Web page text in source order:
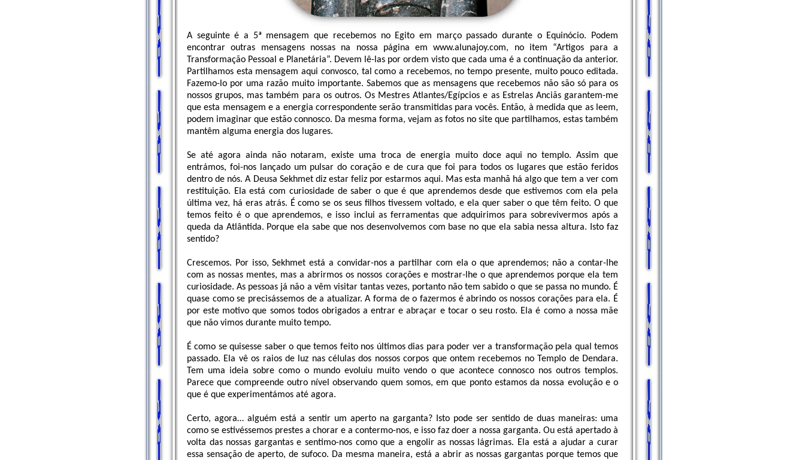
A seguinte é a 5ª mensagem que recebemos no Egito em março passado durante o Equinócio. Podem
encontrar outras mensagens nossas na nossa página em www.alunajoy.com, no item “Artigos para a
Transformação Pessoal e Planetária”. Devem lê-las por ordem visto que cada uma é a continuação da anterior.
Partilhamos esta mensagem aqui convosco, tal como a recebemos, no tempo presente, muito pouco editada.
Fazemo-lo por uma razão muito importante. Sabemos que as mensagens que recebemos não são só para os
nossos grupos, mas também para os outros. Os Mestres Atlantes/Egípcios e as Estrelas Anciãs garantem-me
que esta mensagem e a energia correspondente serão transmitidas para vocês. Então, à medida que as leem,
podem imaginar que estão connosco. Da mesma forma, vejam as fotos no site que partilhamos, estas também
mantêm alguma energia dos lugares.
Se até agora ainda não notaram, existe uma troca de energia muito doce aqui no templo. Assim que
entrámos, foi-nos lançado um pulsar do coração e de cura que foi para todos os lugares que estão feridos
dentro de nós. A Deusa Sekhmet diz estar feliz por estarmos aqui. Mas esta manhã há algo que tem a ver com
restituição. Ela está com curiosidade de saber o que é que aprendemos desde que estivemos com ela pela
última vez, há eras atrás. É como se os seus filhos tivessem voltado, e ela quer saber o que têm feito. O que
temos feito é o que aprendemos, e isso inclui as ferramentas que adquirimos para sobrevivermos após a
queda da Atlântida. Porque ela sabe que nos desenvolvemos com base no que ela sabia nessa altura. Isto faz
sentido?
Crescemos. Por isso, Sekhmet está a convidar-nos a partilhar com ela o que aprendemos; não a contar-lhe
com as nossas mentes, mas a abrirmos os nossos corações e mostrar-lhe o que aprendemos porque ela tem
curiosidade. As pessoas já não a vêm visitar tantas vezes, portanto não tem sabido o que se passa no mundo. É
quase como se precisássemos de a atualizar. A forma de o fazermos é abrindo os nossos corações para ela. É
por este motivo que somos todos obrigados a entrar e abraçar e tocar o seu rosto. Ela é como a nossa mãe
que não vimos durante muito tempo.
É como se quisesse saber o que temos feito nos últimos dias para poder ver a transformação pela qual temos
passado. Ela vê os raios de luz nas células dos nossos corpos que ontem recebemos no Templo de Dendara.
Tem uma ideia sobre como o mundo evoluiu muito vendo o que acontece connosco nos outros templos.
Parece que compreende outro nível observando quem somos, em que ponto estamos da nossa evolução e o
que é que experimentámos até agora.
Certo, agora… alguém está a sentir um aperto na garganta? Isto pode ser sentido de duas maneiras: uma
como se estivéssemos prestes a chorar e a contermo-nos, e isso faz doer a nossa garganta. Ou está apertado à
volta das nossas gargantas e sentimo-nos como que a engolir as nossas lágrimas. Ela está a ajudar a curar
essa sensação de aperto, de sufoco. Da mesma maneira, está a abrir as nossas gargantas porque temos que